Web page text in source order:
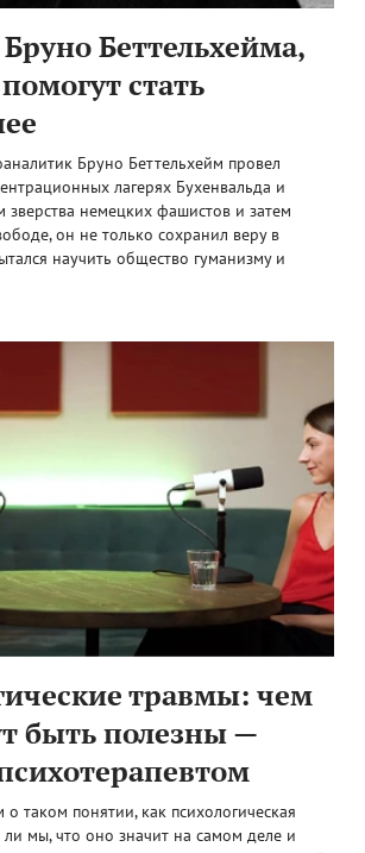
Беттельхейма,
стать
Бруно Беттельхейм провел
лагерях Бухенвальда и
зверства немецких фашистов и затем
он не только сохранил веру в
научить общество гуманизму и
травмы: чем
быть полезны —
таком понятии, как психологическая
мы, что оно значит на самом деле и